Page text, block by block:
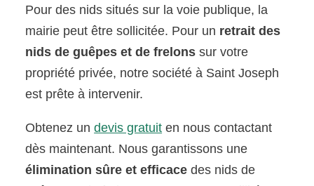
Pour des nids situés sur la voie publique, la
mairie peut être sollicitée. Pour un retrait des
nids de guêpes et de frelons sur votre
propriété privée, notre société à Saint Joseph
est prête à intervenir.
Obtenez undevis gratuit en nous contactant
dès maintenant. Nous garantissons une
élimination sûre et efficace des nids de